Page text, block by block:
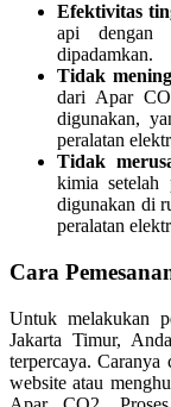
Efektivitas
api dengan
dipadamkan.
Tidak
dari Apar
digunakan,
peralatan
Tidak
kimia setelah
digunakan di
peralatan
Cara
Untuk melakukan
Jakarta Timur,
terpercaya.
website atau